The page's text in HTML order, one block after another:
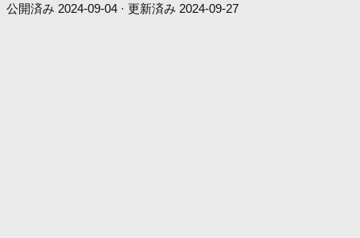
公開済み 2024-09-04 · 更新済み 2024-09-27